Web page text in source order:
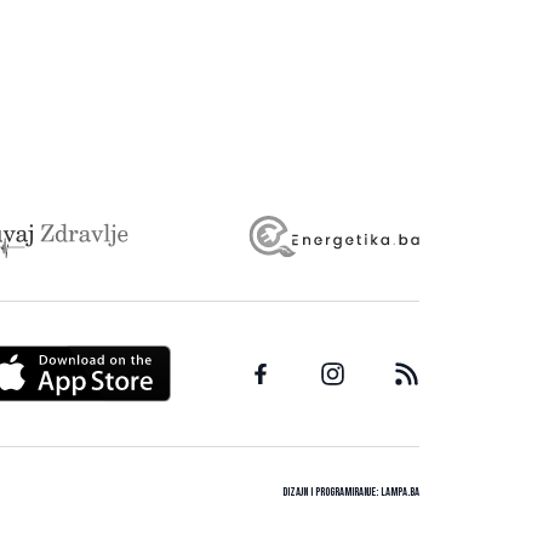
Dizajn i programiranje:Lampa.ba